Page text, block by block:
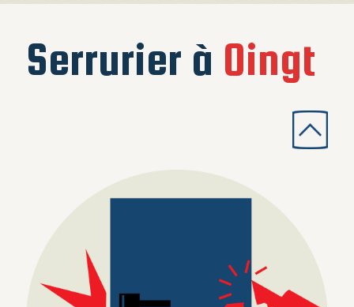
Serrurier à Oingt